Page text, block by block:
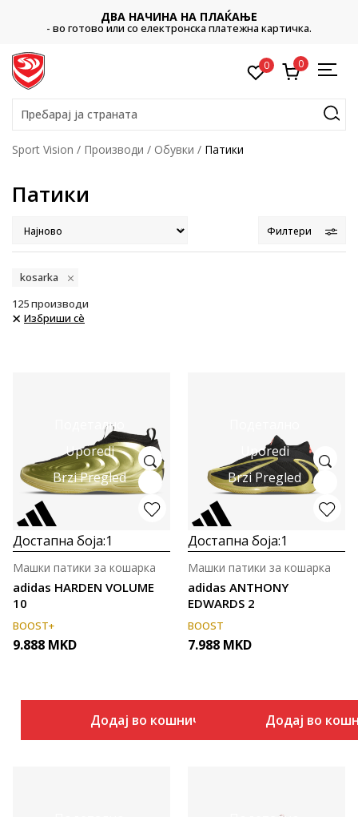
ДВА НАЧИНА НА ПЛАЌАЊЕ
- во готово или со електронска платежна картичка.
0 0
Пребарај ја страната
Sport Vision Производи Обувки Патики
Патики
Филтери
kosarka
125производи
Избриши сè
Подетално
Uporedi
Brzi Pregled
Достапна боја:1
adidas HARDEN VOLUME
10
Машки патики за кошарка
BOOST+
9.888 MKD
Додај во кошничка
Uporedi
Brzi Pregled
Достапна боја:1
adidas ANTHONY
EDWARDS 2
Машки патики за кошарка
BOOST
7.988 MKD
Додај во